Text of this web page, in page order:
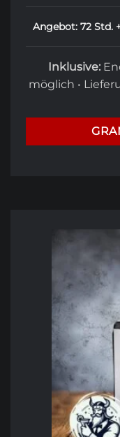
Angebot: 72 Std.
Inklusive:
möglich •